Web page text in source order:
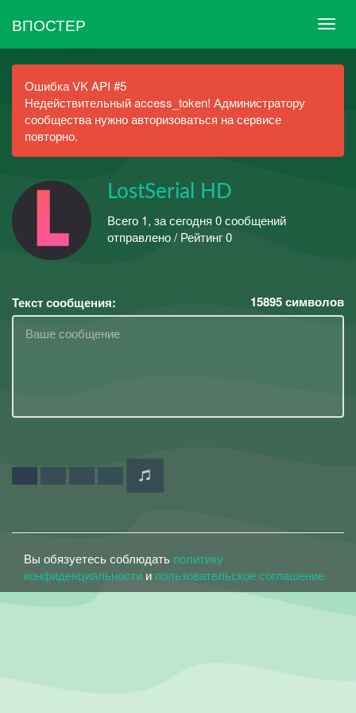
ВПОСТЕР
Ошибка VK API #5
Недействительный access_token! Администратору
сообщества нужно авторизоваться на сервисе
повторно.
LostSerial HD
Всего 1, за сегодня 0 сообщений
отправлено / Рейтинг 0
Текст сообщения: 15895символов
Вы обязуетесь соблюдать политику
конфиденциальности и пользовательское соглашение